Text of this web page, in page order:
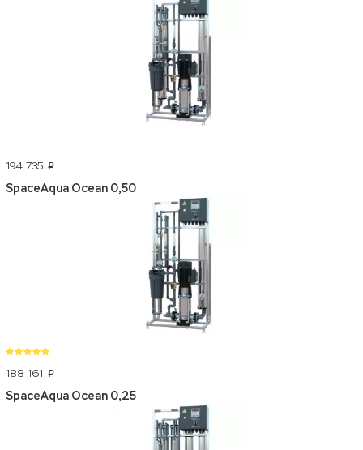
194 735 p
SpaceAqua Ocean 0,50
188 161 p
SpaceAqua Ocean 0,25